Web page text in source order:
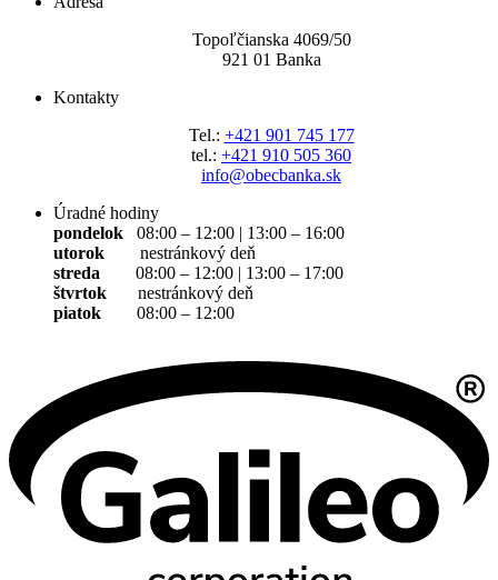
Topoľčianska 4069/50
921 01 Banka
Kontakty
Tel.: +421 901 745 177
tel.: +421 910 505 360
info@obecbanka.sk
Úradné hodiny
pondelok
08:00 – 12:00 | 13:00 – 16:00
utorok nestránkový deň
streda 08:00 – 12:00 | 13:00 – 17:00
štvrtok nestránkový deň
piatok 08:00 – 12:00